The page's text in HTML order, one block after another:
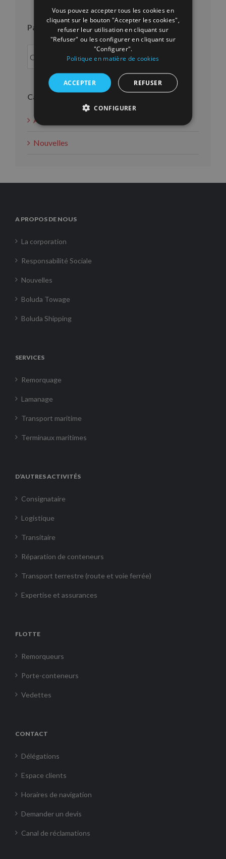
Par an
Catégories
Actions d'intérêt social
Nouvelles
A PROPOS DE NOUS
La corporation
Responsabilité Sociale
Nouvelles
Boluda Towage
Boluda Shipping
SERVICES
Remorquage
Lamanage
Transport maritime
Terminaux maritimes
D’AUTRES ACTIVITÉS
Consignataire
Logistique
Transitaire
Réparation de conteneurs
Transport terrestre (route et voie ferrée)
Expertise et assurances
FLOTTE
Remorqueurs
Porte-conteneurs
Vedettes
CONTACT
Délégations
Espace clients
Horaires de navigation
Demander un devis
Canal de réclamations
Vous pouvez accepter tous les cookies en
cliquant sur le bouton "Accepter les cookies",
refuser leur utilisation en cliquant sur
"Refuser" ou les configurer en cliquant sur
"Configurer".
Politique en matière de cookies
ACCEPTER REFUSER
CONFIGURER